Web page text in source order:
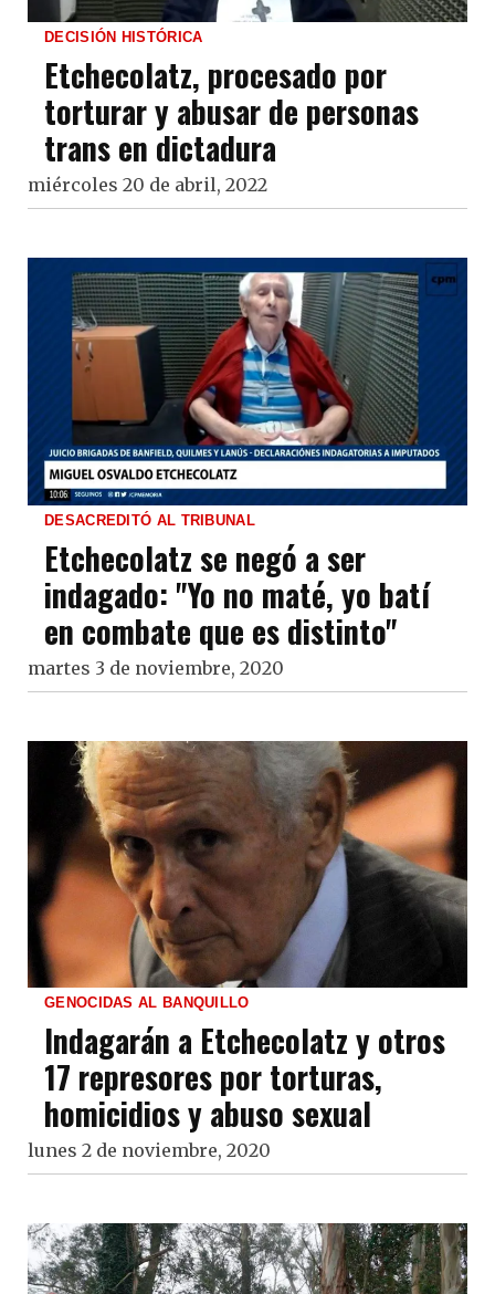
DECISIÓN HISTÓRICA
Etchecolatz, procesado por
torturar y abusar de personas
trans en dictadura
miércoles 20 de abril, 2022
DESACREDITÓ AL TRIBUNAL
Etchecolatz se negó a ser
indagado: "Yo no maté, yo batí
en combate que es distinto"
martes 3 de noviembre, 2020
GENOCIDAS AL BANQUILLO
Indagarán a Etchecolatz y otros
17 represores por torturas,
homicidios y abuso sexual
lunes 2 de noviembre, 2020